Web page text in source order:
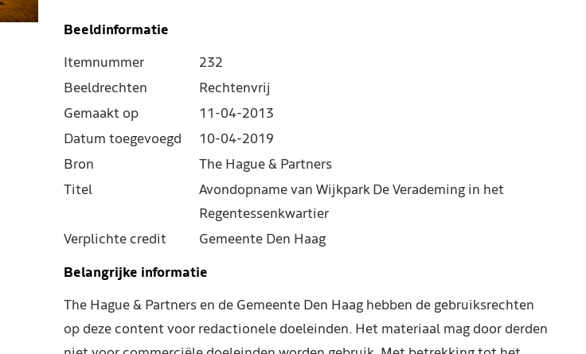
Beeldinformatie
Itemnummer
232
Beeldrechten
Rechtenvrij
Gemaakt op
11-04-2013
Datum toegevoegd
10-04-2019
Bron
The Hague & Partners
Titel
Avondopname van Wijkpark De Verademing in het
Regentessenkwartier
Verplichte credit
Gemeente Den Haag
Belangrijke informatie
The Hague & Partners en de Gemeente Den Haag hebben de gebruiksrechten
op deze content voor redactionele doeleinden. Het materiaal mag door derden